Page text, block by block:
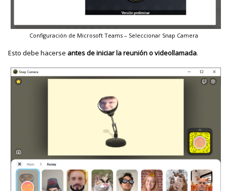
Configuración de Microsoft Teams – Seleccionar Snap Camera
Esto debe hacerse antes de iniciar la reunión o videollamada.